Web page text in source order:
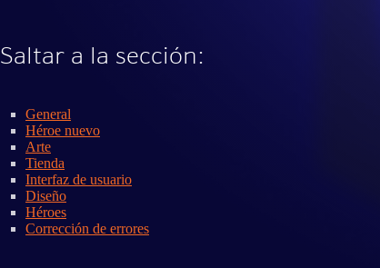
Saltar a la sección:
General
Héroe nuevo
Arte
Tienda
Interfaz de usuario
Diseño
Héroes
Corrección de errores